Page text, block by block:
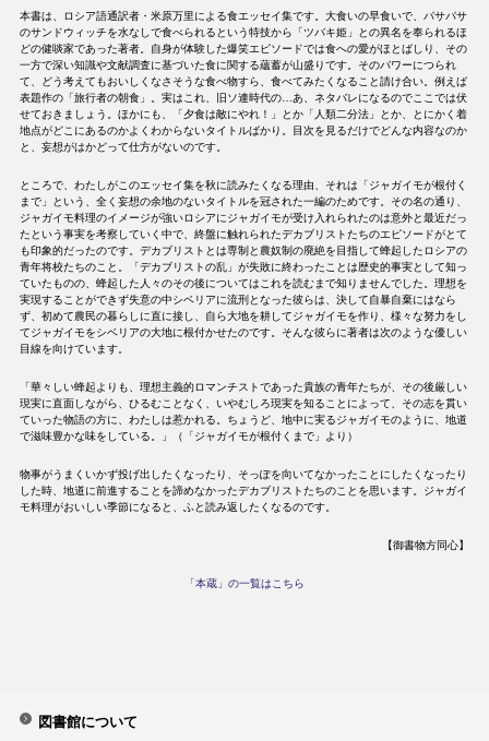
本書は、ロシア語通訳者・米原万里による食エッセイ集です。大食いの早食いで、パサパサ
のサンドウィッチを水なしで食べられるという特技から「ツバキ姫」との異名を奉られるほ
どの健啖家であった著者。自身が体験した爆笑エピソードでは食への愛がほとばしり、その
一方で深い知識や文献調査に基づいた食に関する蘊蓄が山盛りです。そのパワーにつられ
て、どう考えてもおいしくなさそうな食べ物すら、食べてみたくなること請け合い。例えば
表題作の「旅行者の朝食」。実はこれ、旧ソ連時代の…あ、ネタバレになるのでここでは伏
せておきましょう。ほかにも、「夕食は敵にやれ！」とか「人類二分法」とか、とにかく着
地点がどこにあるのかよくわからないタイトルばかり。目次を見るだけでどんな内容なのか
と、妄想がはかどって仕方がないのです。
ところで、わたしがこのエッセイ集を秋に読みたくなる理由、それは「ジャガイモが根付く
まで」という、全く妄想の余地のないタイトルを冠された一編のためです。その名の通り、
ジャガイモ料理のイメージが強いロシアにジャガイモが受け入れられたのは意外と最近だっ
たという事実を考察していく中で、終盤に触れられたデカブリストたちのエピソードがとて
も印象的だったのです。デカブリストとは専制と農奴制の廃絶を目指して蜂起したロシアの
青年将校たちのこと。「デカブリストの乱」が失敗に終わったことは歴史的事実として知っ
ていたものの、蜂起した人々のその後についてはこれを読むまで知りませんでした。理想を
実現することができず失意の中シベリアに流刑となった彼らは、決して自暴自棄にはなら
ず、初めて農民の暮らしに直に接し、自ら大地を耕してジャガイモを作り、様々な努力をし
てジャガイモをシベリアの大地に根付かせたのです。そんな彼らに著者は次のような優しい
目線を向けています。
「華々しい蜂起よりも、理想主義的ロマンチストであった貴族の青年たちが、その後厳しい
現実に直面しながら、ひるむことなく、いやむしろ現実を知ることによって、その志を貫い
ていった物語の方に、わたしは惹かれる。ちょうど、地中に実るジャガイモのように、地道
で滋味豊かな味をしている。」（「ジャガイモが根付くまで」より）
物事がうまくいかず投げ出したくなったり、そっぽを向いてなかったことにしたくなったり
した時、地道に前進することを諦めなかったデカブリストたちのことを思います。ジャガイ
モ料理がおいしい季節になると、ふと読み返したくなるのです。
【御書物方同心】
「本蔵」の一覧はこちら
図書館について